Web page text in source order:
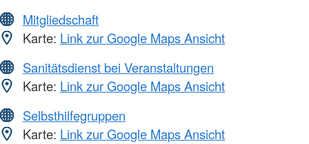
Mitgliedschaft
Karte: Link zur Google Maps Ansicht
Sanitätsdienst bei Veranstaltungen
Karte: Link zur Google Maps Ansicht
Selbsthilfegruppen
Karte: Link zur Google Maps Ansicht